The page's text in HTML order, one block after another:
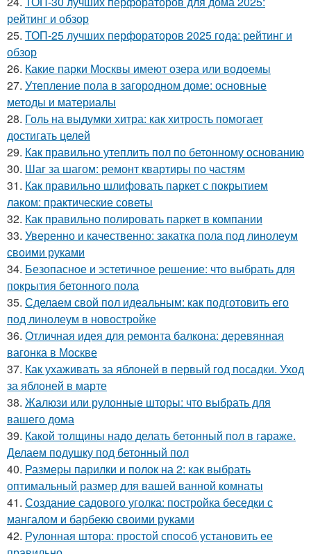
рейтинг и обзор
25. ТОП-25 лучших перфораторов 2025 года: рейтинг и
обзор
26. Какие парки Москвы имеют озера или водоемы
27. Утепление пола в загородном доме: основные
методы и материалы
28. Голь на выдумки хитра: как хитрость помогает
достигать целей
29. Как правильно утеплить пол по бетонному основанию
30. Шаг за шагом: ремонт квартиры по частям
31. Как правильно шлифовать паркет с покрытием
лаком: практические советы
32. Как правильно полировать паркет в компании
33. Уверенно и качественно: закатка пола под линолеум
своими руками
34. Безопасное и эстетичное решение: что выбрать для
покрытия бетонного пола
35. Сделаем свой пол идеальным: как подготовить его
под линолеум в новостройке
36. Отличная идея для ремонта балкона: деревянная
вагонка в Москве
37. Как ухаживать за яблоней в первый год посадки. Уход
за яблоней в марте
38. Жалюзи или рулонные шторы: что выбрать для
вашего дома
39. Какой толщины надо делать бетонный пол в гараже.
Делаем подушку под бетонный пол
40. Размеры парилки и полок на 2: как выбрать
оптимальный размер для вашей ванной комнаты
41. Создание садового уголка: постройка беседки с
мангалом и барбекю своими руками
42. Рулонная штора: простой способ установить ее